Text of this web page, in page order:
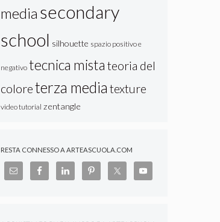
media secondary
school silhouette spazio positivo e
negativo tecnica mista teoria del
coloreterza media texture
video tutorial zentangle
RESTA CONNESSO A ARTEASCUOLA.COM